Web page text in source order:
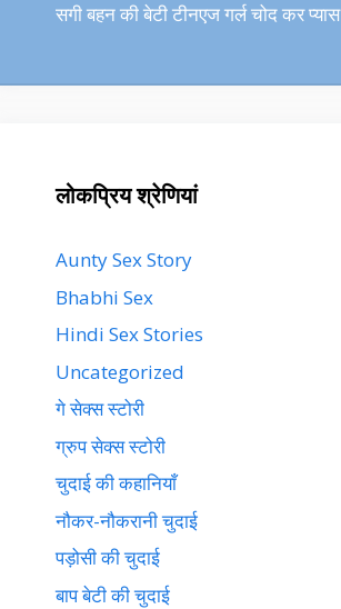
सगी बहन की बेटी टीनएज गर्ल चोद कर
लोकप्रिय श्रेणियां
Aunty Sex Story
Bhabhi Sex
Hindi Sex Stories
Uncategorized
गे सेक्स स्टोरी
ग्रुप सेक्स स्टोरी
चुदाई की कहानियाँ
नौकर-नौकरानी चुदाई
पड़ोसी की चुदाई
बाप बेटी की चुदाई